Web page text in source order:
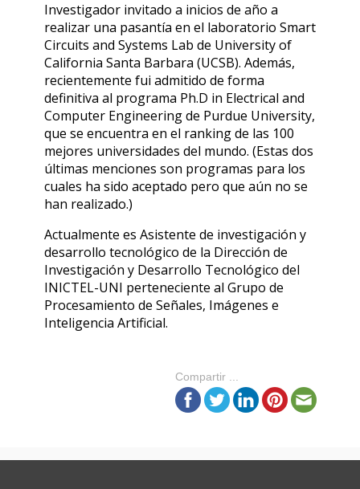
Investigador invitado a inicios de año a
realizar una pasantía en el laboratorio Smart
Circuits and Systems Lab de University of
California Santa Barbara (UCSB). Además,
recientemente fui admitido de forma
definitiva al programa Ph.D in Electrical and
Computer Engineering de Purdue University,
que se encuentra en el ranking de las 100
mejores universidades del mundo. (Estas dos
últimas menciones son programas para los
cuales ha sido aceptado pero que aún no se
han realizado.)
Actualmente es Asistente de investigación y
desarrollo tecnológico de la Dirección de
Investigación y Desarrollo Tecnológico del
INICTEL-UNI perteneciente al Grupo de
Procesamiento de Señales, Imágenes e
Inteligencia Artificial.
Compartir ...